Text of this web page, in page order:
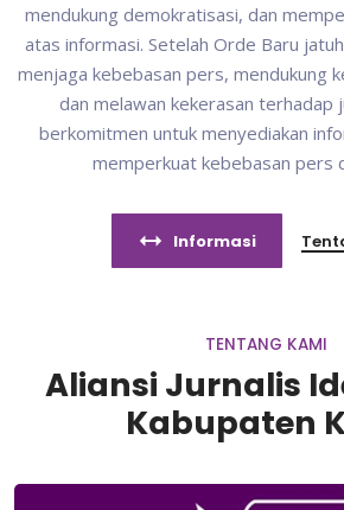
mendukung demokratisasi, dan
atas informasi. Setelah Orde Baru
menjaga kebebasan pers, mendukung
dan melawan kekerasan terhadap
berkomitmen untuk menyediakan
memperkuat kebebasan pers
Informasi
TENTANG KAMI
Aliansi Jurnalis
Kabupaten